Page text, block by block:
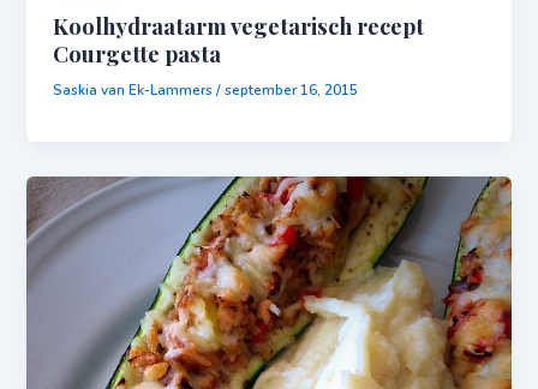
Koolhydraatarm vegetarisch recept
Courgette pasta
Saskia van Ek-Lammers/september 16, 2015